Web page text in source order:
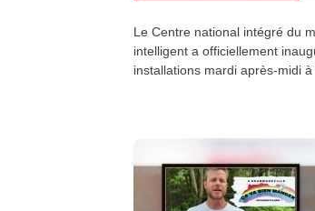
Le Centre national intégré du
intelligent a officiellement
installations mardi après-midi